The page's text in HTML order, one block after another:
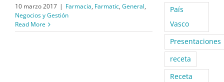
10 marzo 2017 | Farmacia, Farmatic, General,
Negocios y Gestión
Read More
País
Vasco
Presentaciones
receta
Receta